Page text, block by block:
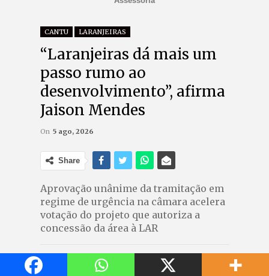
CANTU LARANJEIRAS
“Laranjeiras dá mais um
passo rumo ao
desenvolvimento”, afirma
Jaison Mendes
On 5 ago, 2026
Share
Aprovação unânime da tramitação em
regime de urgência na câmara acelera
votação do projeto que autoriza a
concessão da área à LAR
A câmara de vereadores de Laranjeiras